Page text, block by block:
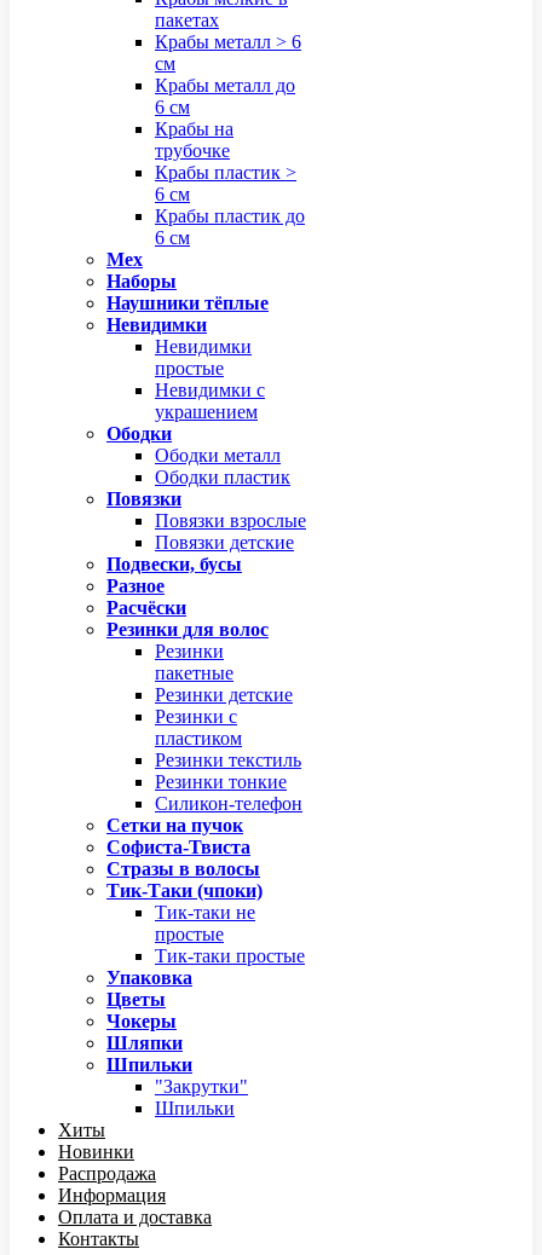
пакетах
Крабы металл > 6
см
Крабы металл до
6 см
Крабы на
трубочке
Крабы пластик >
6 см
Крабы пластик до
6 см
Мех
Наборы
Наушники тёплые
Невидимки
Невидимки
простые
Невидимки с
украшением
Ободки
Ободки металл
Ободки пластик
Повязки
Повязки взрослые
Повязки детские
Подвески, бусы
Разное
Расчёски
Резинки для волос
Резинки
пакетные
Резинки детские
Резинки с
пластиком
Резинки текстиль
Резинки тонкие
Силикон-телефон
Сетки на пучок
Софиста-Твиста
Стразы в волосы
Тик-Таки (чпоки)
Тик-таки не
простые
Тик-таки простые
Упаковка
Цветы
Чокеры
Шляпки
Шпильки
"Закрутки"
Шпильки
Хиты
Новинки
Распродажа
Информация
Оплата и доставка
Контакты